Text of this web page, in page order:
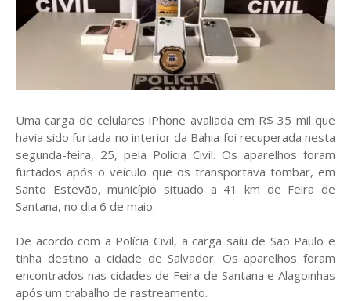
Uma carga de celulares iPhone avaliada em R$ 35 mil que
havia sido furtada no interior da Bahia foi recuperada nesta
segunda-feira, 25, pela Polícia Civil. Os aparelhos foram
furtados após o veículo que os transportava tombar, em
Santo Estevão, município situado a 41 km de Feira de
Santana, no dia 6 de maio.
De acordo com a Polícia Civil, a carga saíu de São Paulo e
tinha destino a cidade de Salvador. Os aparelhos foram
encontrados nas cidades de Feira de Santana e Alagoinhas
após um trabalho de rastreamento.